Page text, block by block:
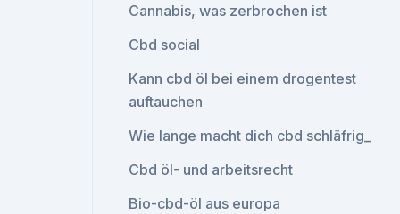
Cannabis, was zerbrochen ist
Cbd social
Kann cbd öl bei einem drogentest
auftauchen
Wie lange macht dich cbd schläfrig_
Cbd öl- und arbeitsrecht
Bio-cbd-öl aus europa